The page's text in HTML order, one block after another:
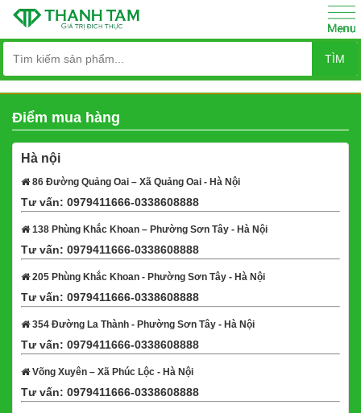
TÌM
Điểm mua hàng
Hà nội
86 Đường Quảng Oai – Xã Quảng Oai - Hà Nội
Tư vấn: 0979411666-0338608888
138 Phùng Khắc Khoan – Phường Sơn Tây - Hà Nội
Tư vấn: 0979411666-0338608888
205 Phùng Khắc Khoan - Phường Sơn Tây - Hà Nội
Tư vấn: 0979411666-0338608888
354 Đường La Thành - Phường Sơn Tây - Hà Nội
Tư vấn: 0979411666-0338608888
Võng Xuyên – Xã Phúc Lộc - Hà Nội
Tư vấn: 0979411666-0338608888